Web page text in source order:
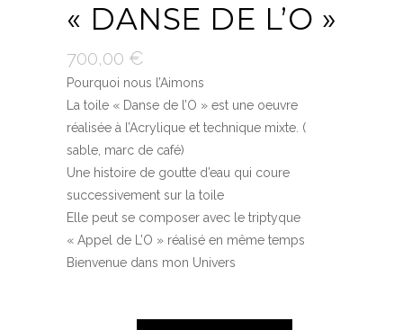
« DANSE DE L’O »
700,00 €
Pourquoi nous l’Aimons
La toile « Danse de l’O » est une oeuvre
réalisée à l’Acrylique et technique mixte. (
sable, marc de café)
Une histoire de goutte d’eau qui coure
successivement sur la toile
Elle peut se composer avec le triptyque
« Appel de L’O » réalisé en même temps
Bienvenue dans mon Univers